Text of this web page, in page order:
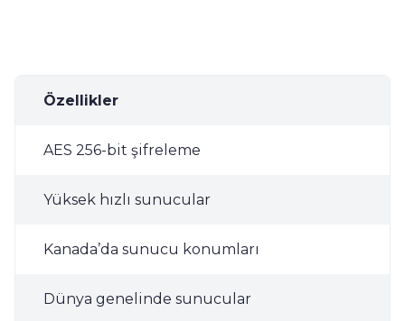
Özellikler
AES 256-bit şifreleme
Yüksek hızlı sunucular
Kanada’da sunucu konumları
Dünya genelinde sunucular